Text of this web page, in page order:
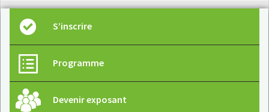
S’inscrire
Programme
Devenir exposant